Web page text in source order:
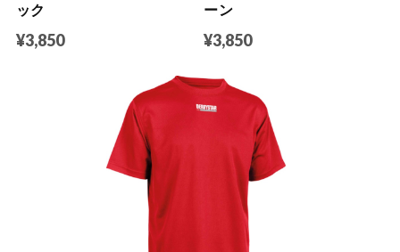
ック
¥3,850
ーン
¥3,850